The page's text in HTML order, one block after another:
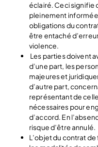
éclairé. Ceci signifie
pleinement
obligations du
être entaché
violence.
Les parties doivent
d’une part, les
majeures et
d’autre part,
représentant de
nécessaires pour
d’accord. En
risque d’être annulé.
L’objet du contrat